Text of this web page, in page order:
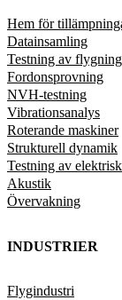
Hem för
Datainsamling
Testning av
Fordonsprovning
NVH-testning
Vibrationsanalys
Roterande maskiner
Strukturell dynamik
Testning av
Akustik
Övervakning
INDUSTRIER
Flygindustri